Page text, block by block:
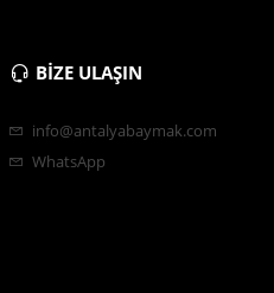
BİZE ULAŞIN
info@antalyabaymak.com
WhatsApp